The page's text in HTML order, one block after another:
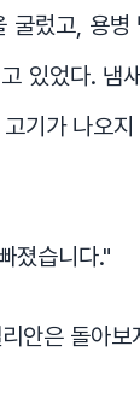
굴렀고, 용
있었다. 냄
기가 나오
졌습니다."
안은 돌아보